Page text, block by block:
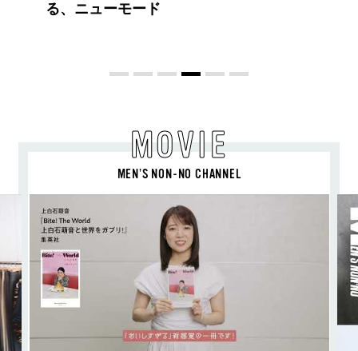
ドット）のスタイリングアイテムで作
MOVIE
MEN’S NON-NO CHANNEL